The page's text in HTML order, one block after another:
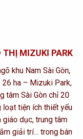
MIZUKI PARK
khu Nam Sài Gòn,
ha – Mizuki Park,
tâm Sài Gòn chỉ 20
loạt tiện ích thiết yếu
dục, trung tâm
giải trí… trong bán